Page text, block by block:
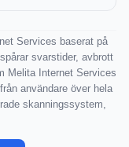
Services baserat på
svarstider, avbrott
Melita Internet Services
användare över hela
skanningssystem,